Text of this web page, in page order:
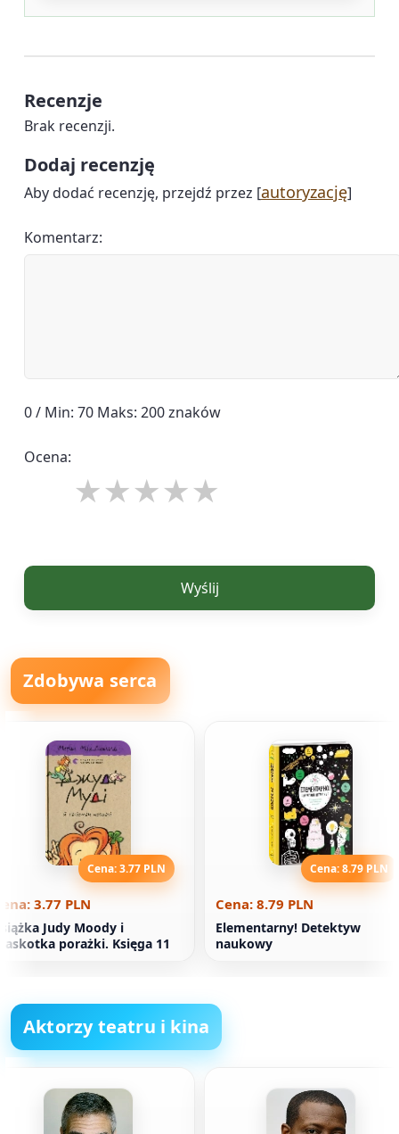
Recenzje
Brak recenzji.
Dodaj recenzję
Aby dodać recenzję, przejdź przez [autoryzację]
Komentarz:
0 / Min: 70 Maks: 200 znaków
Ocena:
Wyślij
Zdobywa serca
Cena: 3.77 PLN
3.77 PLN
Judy Moody i
porażki. Księga 11
Cena: 8.79 PLN
Cena: 8.79 PLN
Elementarny! Detektyw
naukowy
Aktorzy teatru i kina